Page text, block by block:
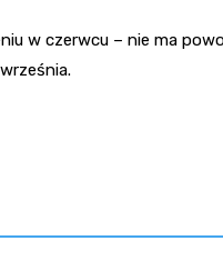
w czerwcu – nie ma